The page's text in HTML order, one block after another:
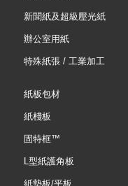
新聞紙及超級壓光紙
辦公室用紙
特殊紙張 / 工業加工
紙板包材
紙棧板
固特框™
L型紙護角板
紙墊板/平板